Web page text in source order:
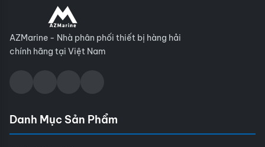
AZMarine - Nhà phân phối thiết bị hàng hải
chính hãng tại Việt Nam
Danh Mục Sản Phẩm